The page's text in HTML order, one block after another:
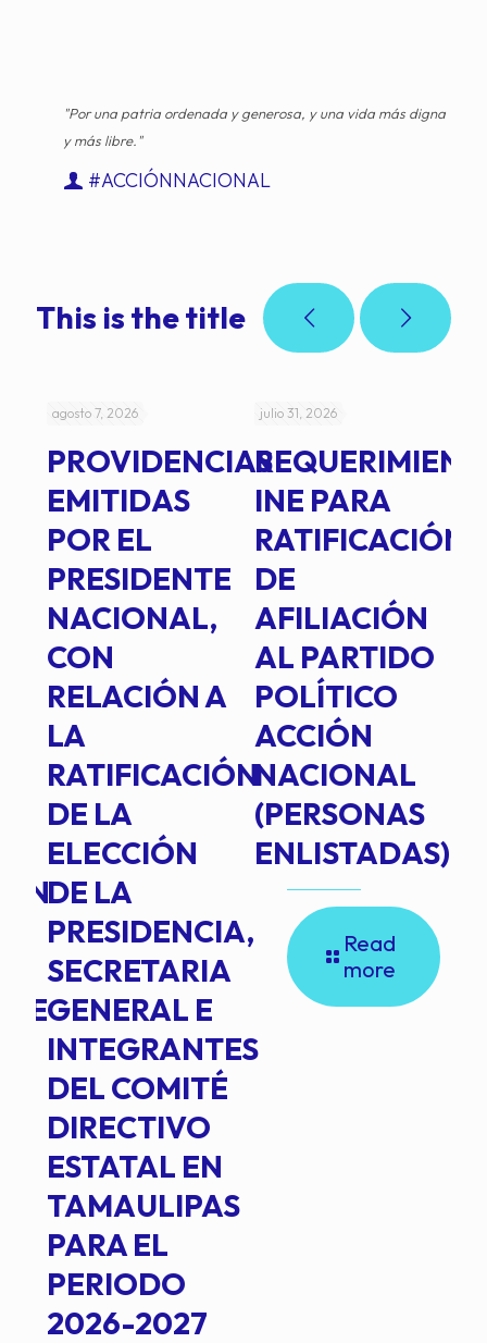
"Por una patria ordenada y generosa, y una vida más digna
y más libre."
#ACCIÓNNACIONAL
This is the title
agosto 7, 2026
PROVIDENCIAS
EMITIDAS
POR EL
PRESIDENTE
NACIONAL,
CON
RELACIÓN A
LA
RATIFICACIÓN
DE LA
ELECCIÓN
DE LA
PRESIDENCIA,
SECRETARIA
GENERAL E
INTEGRANTES
DEL COMITÉ
DIRECTIVO
ESTATAL EN
TAMAULIPAS
PARA EL
PERIODO
2026-2027
julio 31, 2026
INE PARA
RATIFICACIÓN
DE
AFILIACIÓN
AL PARTIDO
POLÍTICO
ACCIÓN
NACIONAL
(PERSONAS
ENLISTADAS)
Read
more